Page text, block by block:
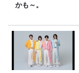
かも～。